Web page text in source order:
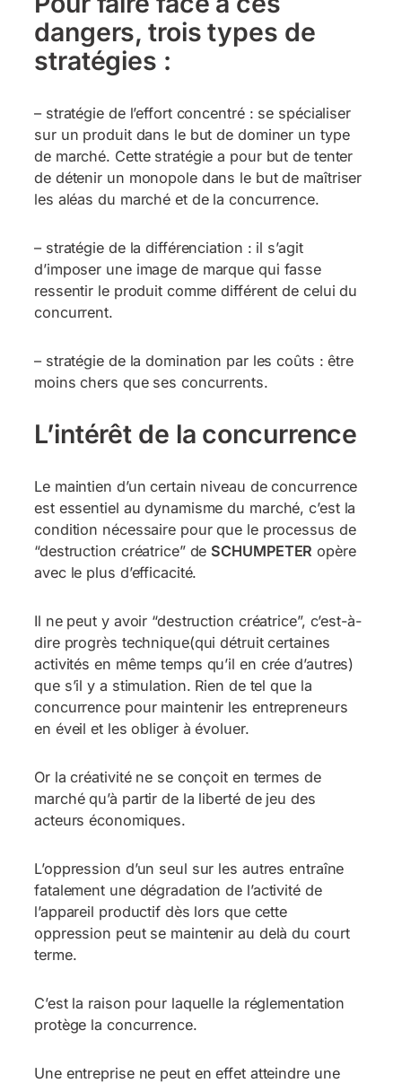
dangers, trois types de
stratégies :
– stratégie de l’effort concentré : se spécialiser
sur un produit dans le but de dominer un type
de marché. Cette stratégie a pour but de tenter
de détenir un monopole dans le but de maîtriser
les aléas du marché et de la concurrence.
– stratégie de la différenciation : il s’agit
d’imposer une image de marque qui fasse
ressentir le produit comme différent de celui du
concurrent.
– stratégie de la domination par les coûts : être
moins chers que ses concurrents.
L’intérêt de la concurrence
Le maintien d’un certain niveau de concurrence
est essentiel au dynamisme du marché, c’est la
condition nécessaire pour que le processus de
“destruction créatrice” de SCHUMPETER opère
avec le plus d’efficacité.
Il ne peut y avoir “destruction créatrice”, c’est-à-
dire progrès technique(qui détruit certaines
activités en même temps qu’il en crée d’autres)
que s’il y a stimulation. Rien de tel que la
concurrence pour maintenir les entrepreneurs
en éveil et les obliger à évoluer.
Or la créativité ne se conçoit en termes de
marché qu’à partir de la liberté de jeu des
acteurs économiques.
L’oppression d’un seul sur les autres entraîne
fatalement une dégradation de l’activité de
l’appareil productif dès lors que cette
oppression peut se maintenir au delà du court
terme.
C’est la raison pour laquelle la réglementation
protège la concurrence.
Une entreprise ne peut en effet atteindre une